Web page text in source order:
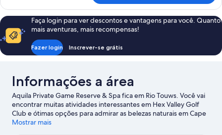
Safari
Cottage
Faça login para ver descontos e vantagens para você. Quanto
mais aventuras, mais recompensas!
Fazer login Inscrever-se grátis
Informações a área
Aquila Private Game Reserve & Spa fica em Rio Touws. Você vai
encontrar muitas atividades interessantes em Hex Valley Golf
Club e ótimas opções para admirar as belezas naturais em Cape
Floral Region Protected Areas e Bokkeriviere Nature Reserve.
Mostrar mais